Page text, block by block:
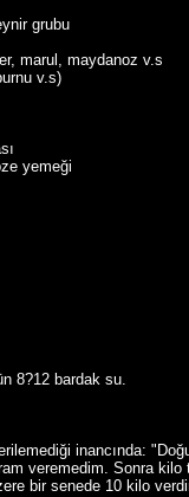
grubu
marul, maydanoz v.s
v.s)
yemeği
8?12 bardak su.
inancında:
veremedim. Sonra
bir senede 10 kilo